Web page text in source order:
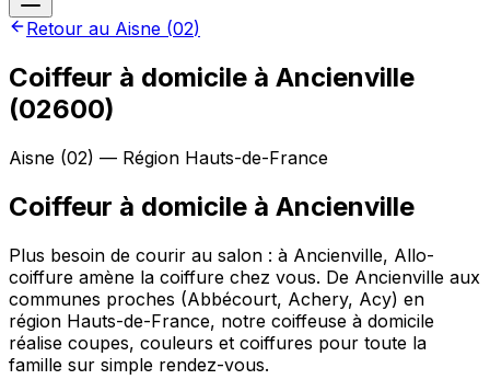
Retour au Aisne (02)
Coiffeur à domicile à Ancienville
(02600)
Aisne (02) — Région Hauts-de-France
Coiffeur à domicile à Ancienville
Plus besoin de courir au salon : à Ancienville, Allo-
coiffure amène la coiffure chez vous. De Ancienville aux
communes proches (Abbécourt, Achery, Acy) en
région Hauts-de-France, notre coiffeuse à domicile
réalise coupes, couleurs et coiffures pour toute la
famille sur simple rendez-vous.